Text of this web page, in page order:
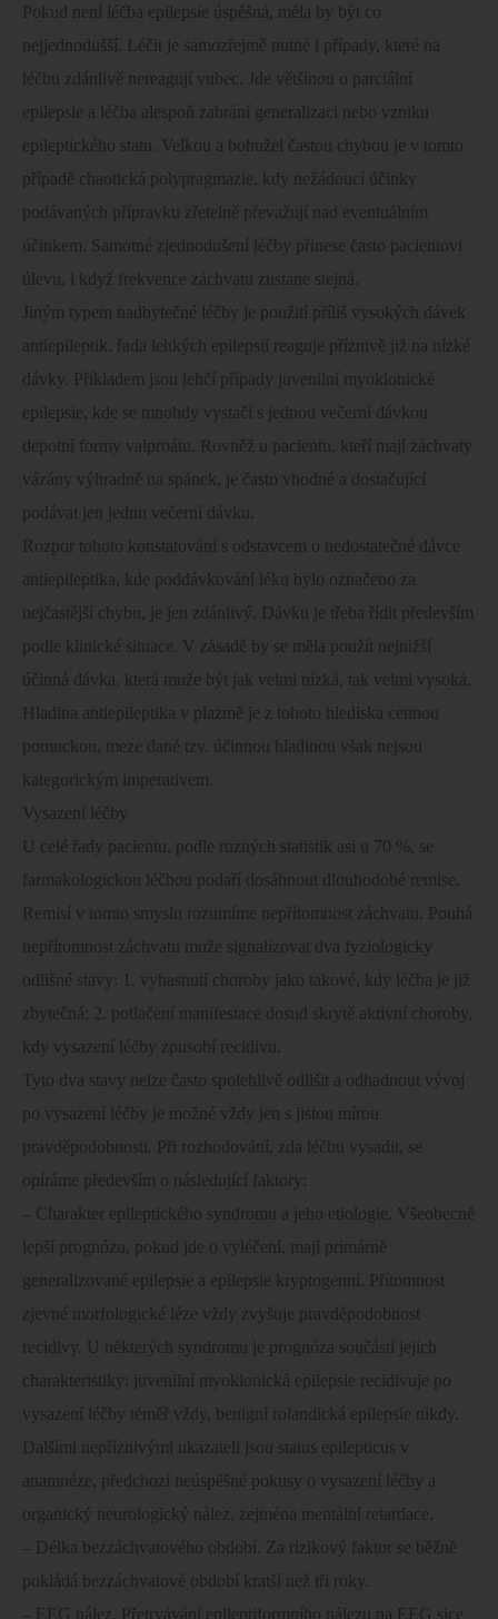
Pokud není léčba epilepsie úspěšná, měla by být co
nejjednodušší. Léčit je samozřejmě nutné i případy, které na
léčbu zdánlivě nereagují vubec. Jde většinou o parciální
epilepsie a léčba alespoň zabrání generalizaci nebo vzniku
epileptického statu. Velkou a bohužel častou chybou je v tomto
případě chaotická polypragmazie, kdy nežádoucí účinky
podávaných přípravku zřetelně převažují nad eventuálním
účinkem. Samotné zjednodušení léčby přinese často pacientovi
úlevu, i když frekvence záchvatu zustane stejná.
Jiným typem nadbytečné léčby je použití příliš vysokých dávek
antiepileptik. řada lehkých epilepsií reaguje příznivě již na nízké
dávky. Příkladem jsou lehčí případy juvenilní myoklonické
epilepsie, kde se mnohdy vystačí s jednou večerní dávkou
depotní formy valproátu. Rovněž u pacientu, kteří mají záchvaty
vázány výhradně na spánek, je často vhodné a dostačující
podávat jen jednu večerní dávku.
Rozpor tohoto konstatování s odstavcem o nedostatečné dávce
antiepileptika, kde poddávkování léku bylo označeno za
nejčastější chybu, je jen zdánlivý. Dávku je třeba řídit především
podle klinické situace. V zásadě by se měla použít nejnižší
účinná dávka, která muže být jak velmi nízká, tak velmi vysoká.
Hladina antiepileptika v plazmě je z tohoto hlediska cennou
pomuckou, meze dané tzv. účinnou hladinou však nejsou
kategorickým imperativem.
Vysazení léčby
U celé řady pacientu, podle ruzných statistik asi u 70 %, se
farmakologickou léčbou podaří dosáhnout dlouhodobé remise.
Remisí v tomto smyslu rozumíme nepřítomnost záchvatu. Pouhá
nepřítomnost záchvatu muže signalizovat dva fyziologicky
odlišné stavy: 1. vyhasnutí choroby jako takové, kdy léčba je již
zbytečná; 2. potlačení manifestace dosud skrytě aktivní choroby,
kdy vysazení léčby zpusobí recidivu.
Tyto dva stavy nelze často spolehlivě odlišit a odhadnout vývoj
po vysazení léčby je možné vždy jen s jistou mírou
pravděpodobnosti. Při rozhodování, zda léčbu vysadit, se
opíráme především o následující faktory:
– Charakter epileptického syndromu a jeho etiologie. Všeobecně
lepší prognózu, pokud jde o vyléčení, mají primárně
generalizované epilepsie a epilepsie kryptogenní. Přítomnost
zjevné morfologické léze vždy zvyšuje pravděpodobnost
recidivy. U některých syndromu je prognóza součástí jejich
charakteristiky: juvenilní myoklonická epilepsie recidivuje po
vysazení léčby téměř vždy, benigní rolandická epilepsie nikdy.
Dalšími nepříznivými ukazateli jsou status epilepticus v
anamnéze, předchozí neúspěšné pokusy o vysazení léčby a
organický neurologický nález, zejména mentální retardace.
– Délka bezzáchvatového období. Za rizikový faktor se běžně
pokládá bezzáchvatové období kratší než tři roky.
– EEG nález. Přetrvávání epileptiformního nálezu na EEG sice